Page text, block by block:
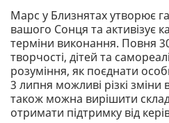
Марс у Близнятах утворює
вашого Сонця та активізує
терміни виконання. Повня
творчості, дітей та
розуміння, як поєднати
3 липня можливі різкі
також можна вирішити
отримати підтримку від